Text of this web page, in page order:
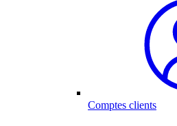
Comptes clients